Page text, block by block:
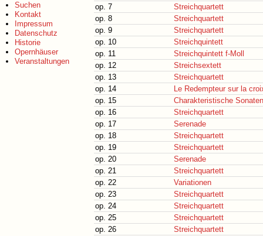
Suchen
Kontakt
Impressum
Datenschutz
Historie
Opernhäuser
Veranstaltungen
op. 7
Streichquartett
op. 8
Streichquartett
op. 9
Streichquartett
op. 10
Streichquintett
op. 11
Streichquintett f-Moll
op. 12
Streichsextett
op. 13
Streichquartett
op. 14
Le Redempteur sur la
op. 15
Charakteristische
op. 16
Streichquartett
op. 17
Serenade
op. 18
Streichquartett
op. 19
Streichquartett
op. 20
Serenade
op. 21
Streichquartett
op. 22
Variationen
op. 23
Streichquartett
op. 24
Streichquartett
op. 25
Streichquartett
op. 26
Streichquartett